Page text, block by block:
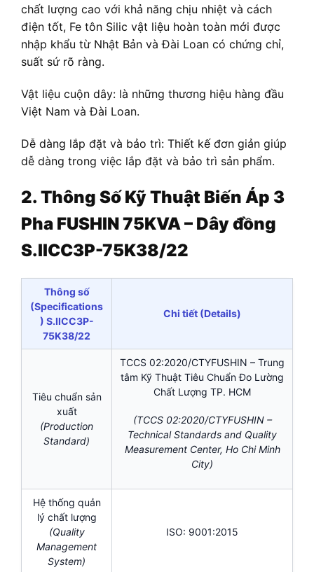
chất lượng cao với khả năng chịu nhiệt và cách
điện tốt, Fe tôn Silic vật liệu hoàn toàn mới được
nhập khẩu từ Nhật Bản và Đài Loan có chứng chỉ,
suất sứ rõ ràng.
Vật liệu cuộn dây: là những thương hiệu hàng đầu
Việt Nam và Đài Loan.
Dễ dàng lắp đặt và bảo trì: Thiết kế đơn giản giúp
dễ dàng trong việc lắp đặt và bảo trì sản phẩm.
2. Thông Số Kỹ Thuật Biến Áp 3
Pha FUSHIN 75KVA – Dây đồng
S.IICC3P-75K38/22
Thông số
(Specifications
) S.IICC3P-
75K38/22
Chi tiết (Details)
Tiêu chuẩn sản
xuất
(Production
Standard)
TCCS 02:2020/CTYFUSHIN – Trung
tâm Kỹ Thuật Tiêu Chuẩn Đo Lường
Chất Lượng TP. HCM
(TCCS 02:2020/CTYFUSHIN –
Technical Standards and Quality
Measurement Center, Ho Chi Minh
City)
Hệ thống quản
lý chất lượng
(Quality
Management
System)
ISO: 9001:2015